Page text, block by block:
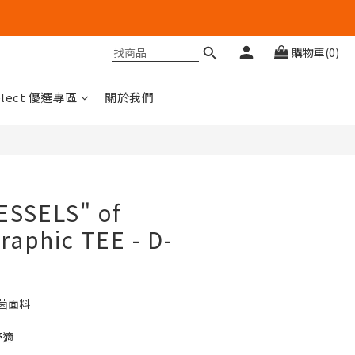
購物車(0)
優選專區 關於我們
of
TEE - D-
面料
立即購買